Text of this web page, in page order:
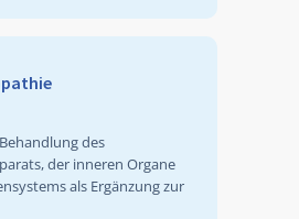
des
der inneren Organe
als Ergänzung zur